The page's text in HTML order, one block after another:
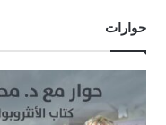
حوارات